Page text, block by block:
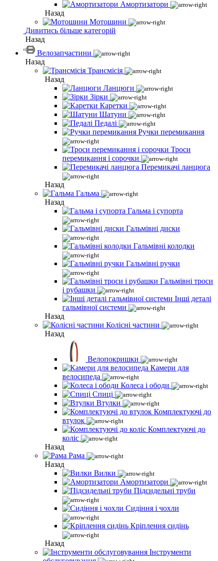
Амортизатори
Назад
Мотошини
Дивитись більше категорій
Назад
Велозапчастини
Назад
Трансмісія
Назад
Ланцюги
Зірки
Каретки
Шатуни
Педалі
Ручки перемикання
Троси
перемикання і сорочки
Перемикачі ланцюга
Назад
Гальма
Назад
Гальма і супорта
Гальмівні диски
Гальмівні колодки
Гальмівні ручки
Гальмівні троси
і рубашки
Інші деталі
гальмівної системи
Назад
Колісні частини
Назад
Велопокришки
Камери для
велосипеда
Колеса і ободи
Спиці
Втулки
Комплектуючі до
втулок
Комплектуючі до
коліс
Назад
Рама
Назад
Вилки
Амортизатори
Підсидельні труби
Сидіння і чохли
Кріплення сидінь
Назад
Інструменти